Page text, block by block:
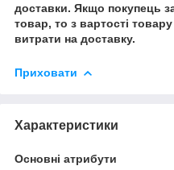
доставки. Якщо покупець
товар, то з вартості
витрати на доставку.
Приховати
Характеристики
Основні атрибути